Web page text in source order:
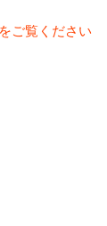
ご覧ください